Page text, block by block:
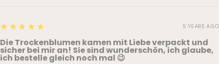
5
★★★★★
Die Trockenblumen kamen mit Liebe verpackt und
sicher bei mir an! Sie sind wunderschön, ich glaube,
ich bestelle gleich noch mal 😉
5 YEARS AGO